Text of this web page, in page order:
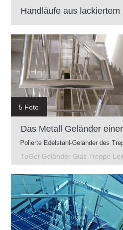
Handläufe aus lackiertem
5 Foto
Das Metall Geländer
Polierte Edelstahl-Geländer des
ToGet Geländer Glas Treppe